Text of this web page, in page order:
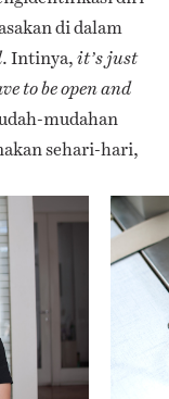
di dalam
. Intinya, it’s just
to be open and
mudahan
sehari-hari,